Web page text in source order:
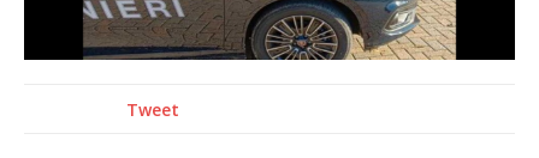
dell’arcivescovo mons. Marco Arnolfo
Tweet